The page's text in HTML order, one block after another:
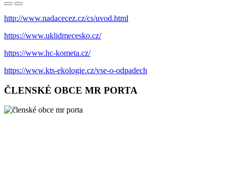
http://www.nadacecez.cz/cs/uvod.html
https://www.uklidmecesko.cz/
https://www.hc-kometa.cz/
https://www.kts-ekologie.cz/vse-o-odpadech
ČLENSKÉ OBCE MR PORTA